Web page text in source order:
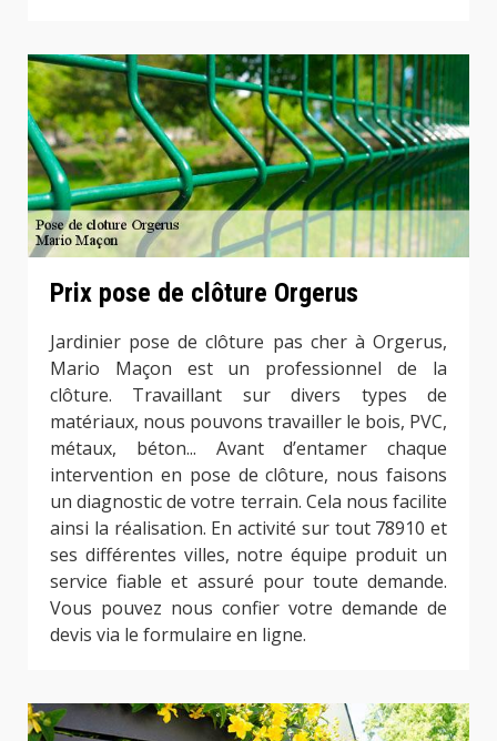
Prix pose de clôture Orgerus
Jardinier pose de clôture pas cher à Orgerus,
Mario Maçon est un professionnel de la
clôture. Travaillant sur divers types de
matériaux, nous pouvons travailler le bois, PVC,
métaux, béton... Avant d’entamer chaque
intervention en pose de clôture, nous faisons
un diagnostic de votre terrain. Cela nous facilite
ainsi la réalisation. En activité sur tout 78910 et
ses différentes villes, notre équipe produit un
service fiable et assuré pour toute demande.
Vous pouvez nous confier votre demande de
devis via le formulaire en ligne.